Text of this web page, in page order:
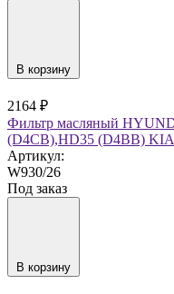
В корзину
2164 ₽
Фильтр масляный
(D4CB),HD35 (D4BB)
Артикул:
W930/26
Под заказ
В корзину